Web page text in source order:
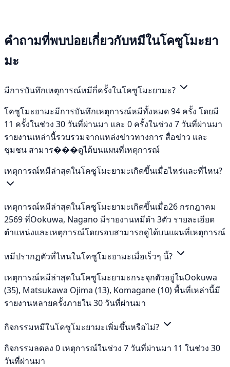
คำถามที่พบบ่อยเกี่ยวกับหมีในโคซูโมะยา
มะ
มีการบันทึกเหตุการณ์หมีกี่ครั้งในโคซูโมะยามะ?
โคซูโมะยามะมีการบันทึกเหตุการณ์หมีทั้งหมด 94 ครั้ง โดยมี
11 ครั้งในช่วง 30 วันที่ผ่านมา และ 0 ครั้งในช่วง 7 วันที่ผ่านมา
รายงานเหล่านี้รวบรวมจากแหล่งข่าวทางการ สื่อข่าว และ
ชุมชน สามาร���ดูได้บนแผนที่เหตุการณ์
เหตุการณ์หมีล่าสุดในโคซูโมะยามะเกิดขึ้นเมื่อไหร่และที่ไหน?
เหตุการณ์หมีล่าสุดในโคซูโมะยามะเกิดขึ้นเมื่อ26 กรกฎาคม
2569 ที่Ookuwa, Nagano มีรายงานหมีดำ 3ตัว รายละเอียด
ตำแหน่งและเหตุการณ์โดยรอบสามารถดูได้บนแผนที่เหตุการณ์
หมีปรากฏตัวที่ไหนในโคซูโมะยามะเมื่อเร็วๆ นี้?
เหตุการณ์หมีล่าสุดในโคซูโมะยามะกระจุกตัวอยู่ในOokuwa
(35), Matsukawa Ojima (13), Komagane (10) พื้นที่เหล่านี้มี
รายงานหลายครั้งภายใน 30 วันที่ผ่านมา
กิจกรรมหมีในโคซูโมะยามะเพิ่มขึ้นหรือไม่?
กิจกรรมลดลง 0 เหตุการณ์ในช่วง 7 วันที่ผ่านมา 11 ในช่วง 30
วันที่ผ่านมา